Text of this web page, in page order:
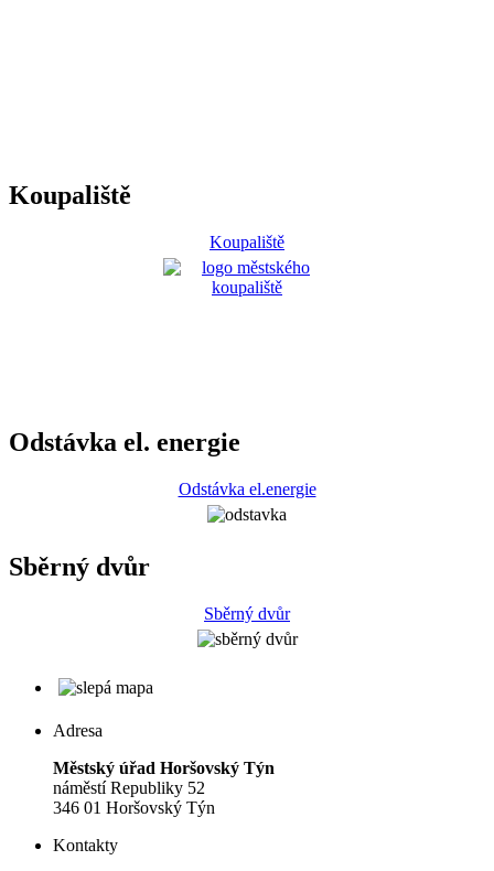
Koupaliště
Koupaliště
Odstávka el. energie
Odstávka el.energie
Sběrný dvůr
Sběrný dvůr
Adresa
Městský úřad Horšovský Týn
náměstí Republiky 52
346 01 Horšovský Týn
Kontakty